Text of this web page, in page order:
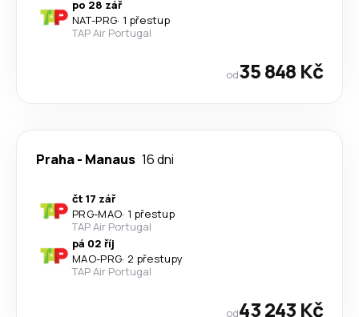
po 28 zář
NAT-PRG· 1 přestup
TAP Air Portugal
od35 848 Kč
Praha- Manaus 16 dni
čt 17 zář
PRG-MAO· 1 přestup
TAP Air Portugal
pá 02 říj
MAO-PRG· 2 přestupy
TAP Air Portugal
od43 243 Kč